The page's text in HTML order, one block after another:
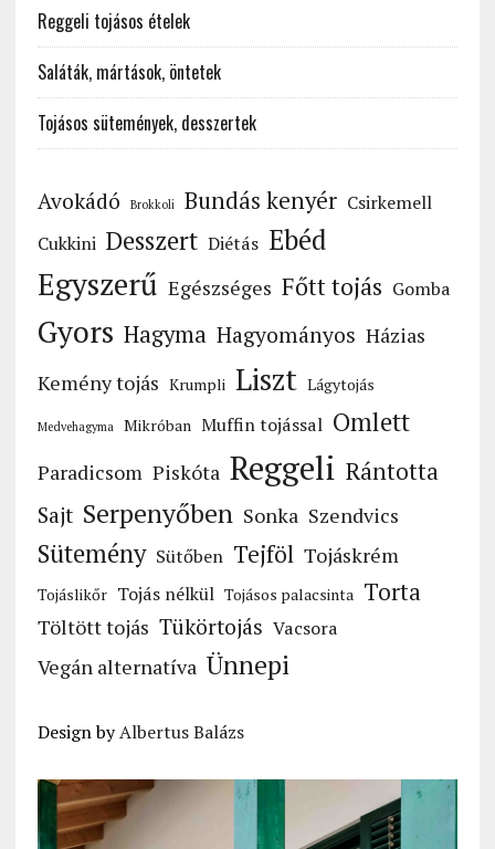
Reggeli tojásos ételek
Saláták, mártások, öntetek
Tojásos sütemények, desszertek
Avokádó Brokkoli Bundás kenyér Csirkemell
Cukkini Desszert Diétás Ebéd
Egyszerű Egészséges Főtt tojás Gomba
Gyors Hagyma Hagyományos Házias
Kemény tojás Krumpli Liszt Lágytojás
Medvehagyma Mikróban Muffin tojással Omlett
Paradicsom Piskóta Reggeli Rántotta
Sajt Serpenyőben Sonka Szendvics
Sütemény Sütőben Tejföl Tojáskrém
Tojáslikőr Tojás nélkül Tojásos palacsinta Torta
Töltött tojás Tükörtojás Vacsora
Vegán alternatíva Ünnepi
Design byAlbertus Balázs